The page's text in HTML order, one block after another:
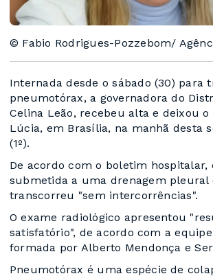
© Fabio Rodrigues-Pozzebom/
Internada desde o sábado (30) para
pneumotórax, a governadora do
Celina Leão, recebeu alta e deixou o
Lúcia, em Brasília, na manhã desta
(1º).
De acordo com o boletim hospitalar,
submetida a uma drenagem pleural
transcorreu "sem intercorrências".
O exame radiológico apresentou
satisfatório", de acordo com a
formada por Alberto Mendonça e
Pneumotórax é uma espécie de